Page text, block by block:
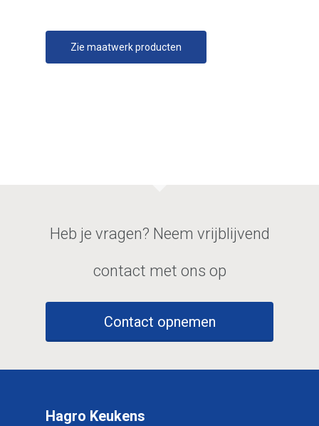
Zie maatwerk producten
Heb je vragen? Neem vrijblijvend
contact met ons op
Contact opnemen
Hagro Keukens